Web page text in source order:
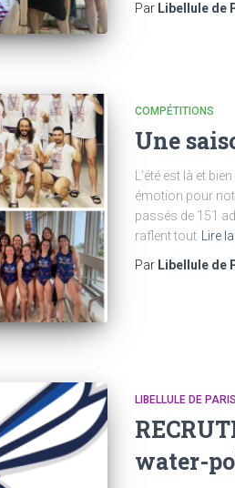
Par Libellule de
COMPÉTITIONS
Une
L’été est là et
émotion pour
passés de 151
raflent tout Lire
Par Libellule de
LIBELLULE DE PARIS
water-